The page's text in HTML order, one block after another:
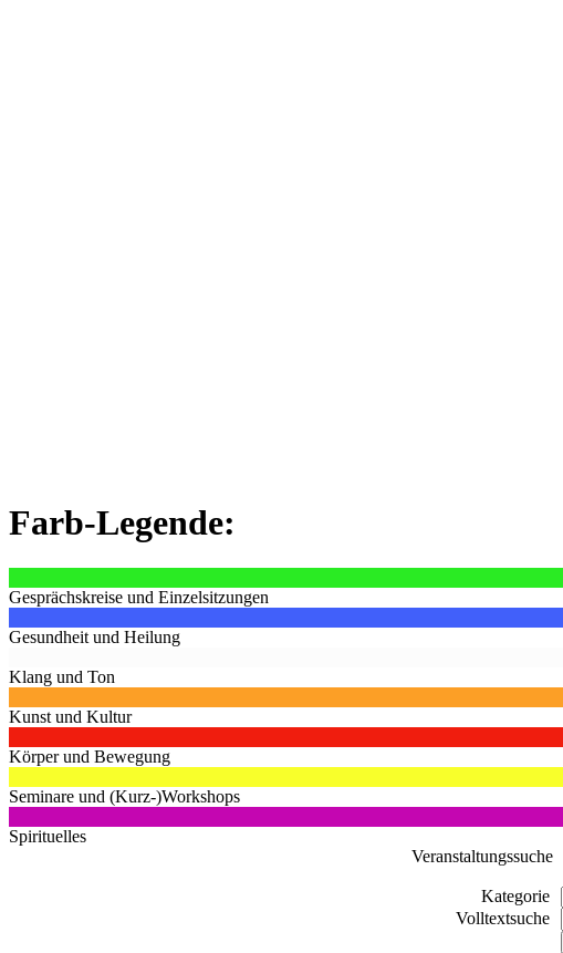
Farb-Legende:
Gesprächskreise und Einzelsitzungen
Gesundheit und Heilung
Klang und Ton
Kunst und Kultur
Körper und Bewegung
Seminare und (Kurz-)Workshops
Spirituelles
Veranstaltungssuche
Kategorie
Volltextsuche